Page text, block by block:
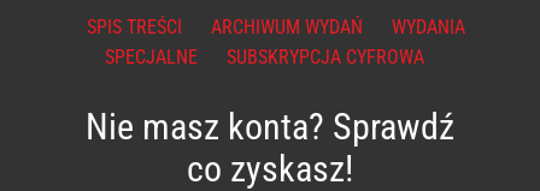
SPIS TREŚCI ARCHIWUM WYDAŃ
WYDANIA
SPECJALNE
SUBSKRYPCJA CYFROWA
Nie masz konta? Sprawdź
co zyskasz!